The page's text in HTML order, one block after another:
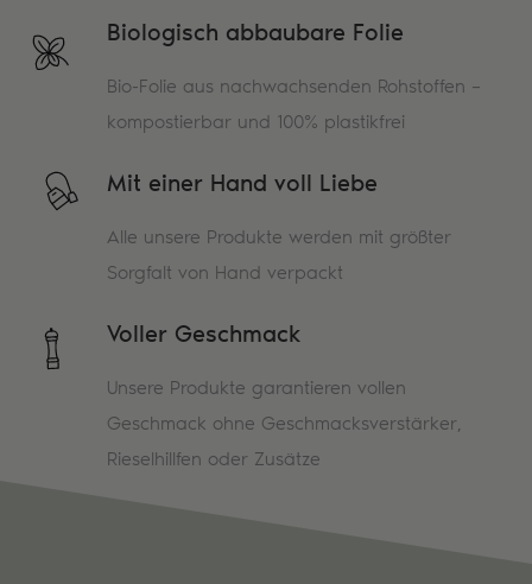
Biologisch abbaubare Folie
Bio-Folie aus nachwachsenden Rohstoffen –
kompostierbar und 100% plastikfrei
Mit einer Hand voll Liebe
Alle unsere Produkte werden mit größter
Sorgfalt von Hand verpackt
Voller Geschmack
Unsere Produkte garantieren vollen
Geschmack ohne Geschmacksverstärker,
Rieselhillfen oder Zusätze